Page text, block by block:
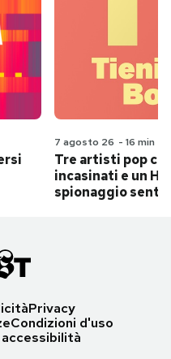
7 agosto 26 - 16 min
Tre artisti pop
incasinati e un
spionaggio
Privacy
Condizioni d'uso